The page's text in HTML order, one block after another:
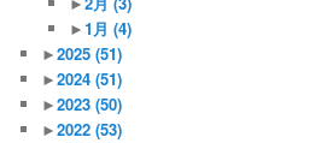
►1月 (4)
►2025(51)
►2024(51)
►2023(50)
►2022(53)